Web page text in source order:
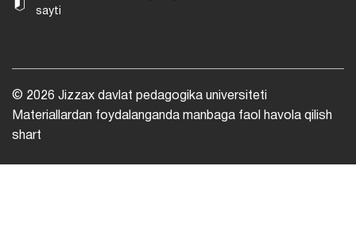
sayti
© 2026 Jizzax davlat pedagogika universiteti
Materiallardan foydalanganda manbaga faol havola qilish
shart